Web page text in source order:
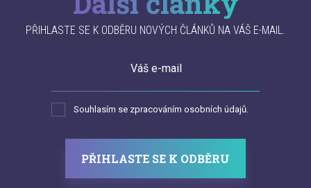
PŘIHLASTE SE K ODBĚRU NOVÝCH ČLÁNKŮ NA VÁŠ E-MAIL.
Váš e-mail
Souhlasím se zpracováním osobních údajů.
PŘIHLASTE SE K ODBĚRU